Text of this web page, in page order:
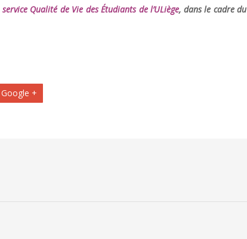
service Qualité de Vie des Étudiants de l’ULiège, dans le cadre du
Google +